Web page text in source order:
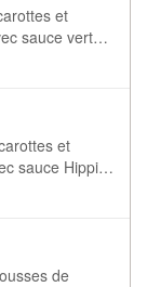
et
sauce verte.
et
sauce Hippie.
de